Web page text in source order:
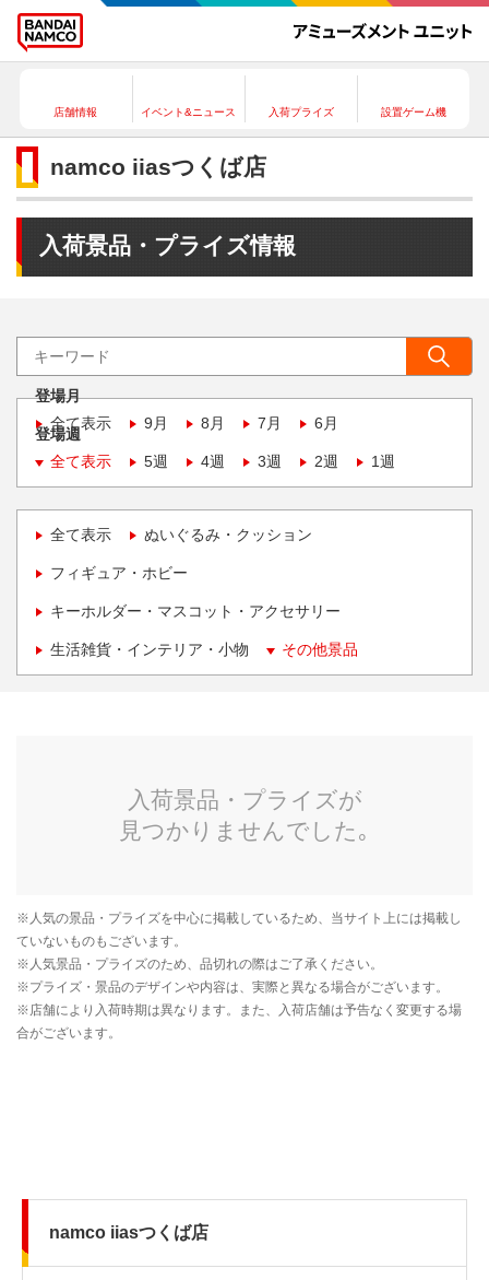
店舗情報 イベント&ニュース 入荷プライズ 設置ゲーム機
namco iiasつくば店
入荷景品・プライズ情報
登場月
全て表示
9月 8月 7月 6月
登場週
全て表示
5週 4週 3週 2週 1週
全て表示 ぬいぐるみ・クッション
フィギュア・ホビー
キーホルダー・マスコット・アクセサリー
生活雑貨・インテリア・小物 その他景品
namco iiasつくば店